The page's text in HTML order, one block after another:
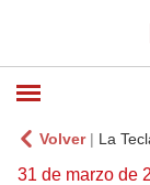
Volver| La
31 de marzo de